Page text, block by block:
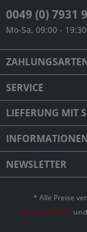
0049 (0) 7931
Mo-Sa, 09:00 -
SERVICE
LIEFERUNG MIT
NEWSLETTER
* Alle Preise
Versandkosten